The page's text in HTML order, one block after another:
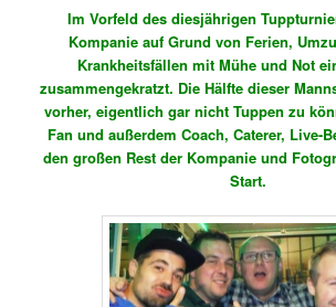
Im Vorfeld des diesjährigen
Kompanie auf Grund von Ferien,
Krankheitsfällen mit Mühe und Not
zusammengekratzt. Die Hälfte dieser
vorher, eigentlich gar nicht Tuppen zu
Fan und außerdem Coach, Caterer, Live-
den großen Rest der Kompanie und
Start.